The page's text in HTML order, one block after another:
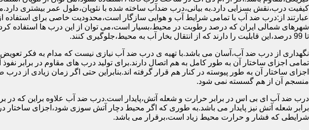
کیفیت درب،نقش بسزایی دارد.به بیانی،درب ضدآب ساخته شده با نئوپان،طول عمر بیشتری
عبارتند از:درب ضد آب با تمامی شرایط آب و هوایی سازگار است،محدودیت خاصی برای استفاده
تا 99 درصد،این قابلیت را دارند که از انتقال بخار آب به محیط،جلوگیری کنند.
نگهداری از درب ضد آب،آسان می باشد.با تهیه ی درب ضد آب نیازی نیست که مدام به فکر تعویض
تمامی اجزای ساختار آن به طور کامل به هم اتصال دارند.برای تولید درب های مقاوم در برابر
اجزای ساختار آن به طور پیوسته در کنار هم قرار گرفته اند.بنابراین حتی اگر زمان زیادی از درب
منسجم آن از هم گسسته نمی شود.
درب ضد آب ای بی اس در برابر حرارت و شعله آتش،پایدار است.درب ضد آب علاوه براین که در
برابر شعله آتش نیز پایدار می باشد.به طوری که اگر محیط دچار آتش سوزی شود،اجزای
شرایطی که فشار و حرارت محیط زیاد است،برقرار می باشد.